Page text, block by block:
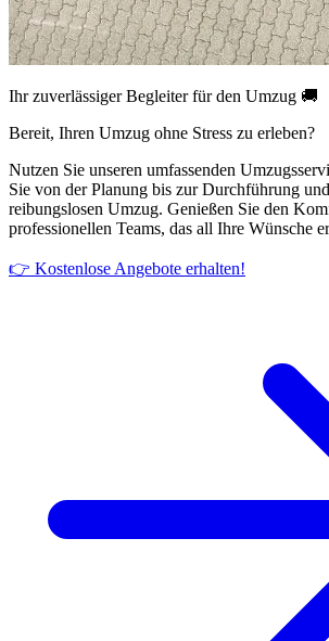
Ihr zuverlässiger Begleiter für den Umzug 🚚
Bereit, Ihren Umzug ohne Stress zu erleben?
Nutzen Sie unseren umfassenden
Sie von der Planung bis zur Durchführung
reibungslosen Umzug. Genießen Sie den
professionellen Teams, das all Ihre Wünsche
👉 Kostenlose Angebote erhalten!